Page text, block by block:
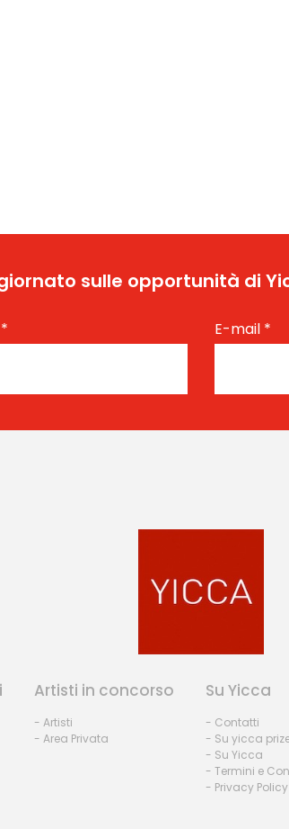
sulle opportunità di
* E-mail *
Artisti in concorso
- Artisti
- Area Privata
Su Yicca
- Contatti
- Su yicca
- Su Yicca
- Termini e
- Privacy Policy